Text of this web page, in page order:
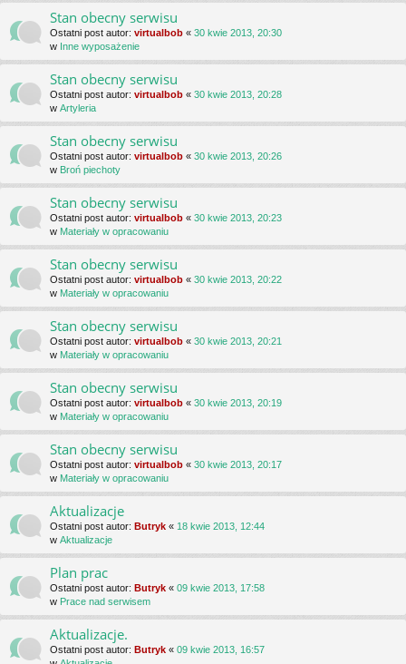
Stan obecny serwisu
Ostatni post autor: virtualbob « 30 kwie 2013, 20:30
w Inne wyposażenie
Stan obecny serwisu
Ostatni post autor: virtualbob « 30 kwie 2013, 20:28
w Artyleria
Stan obecny serwisu
Ostatni post autor: virtualbob « 30 kwie 2013, 20:26
w Broń piechoty
Stan obecny serwisu
Ostatni post autor: virtualbob « 30 kwie 2013, 20:23
w Materiały w opracowaniu
Stan obecny serwisu
Ostatni post autor: virtualbob « 30 kwie 2013, 20:22
w Materiały w opracowaniu
Stan obecny serwisu
Ostatni post autor: virtualbob « 30 kwie 2013, 20:21
w Materiały w opracowaniu
Stan obecny serwisu
Ostatni post autor: virtualbob « 30 kwie 2013, 20:19
w Materiały w opracowaniu
Stan obecny serwisu
Ostatni post autor: virtualbob « 30 kwie 2013, 20:17
w Materiały w opracowaniu
Aktualizacje
Ostatni post autor: Butryk « 18 kwie 2013, 12:44
w Aktualizacje
Plan prac
Ostatni post autor: Butryk « 09 kwie 2013, 17:58
w Prace nad serwisem
Aktualizacje.
Ostatni post autor: Butryk « 09 kwie 2013, 16:57